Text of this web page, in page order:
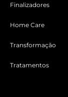
Finalizadores
Home Care
Transformação
Tratamentos